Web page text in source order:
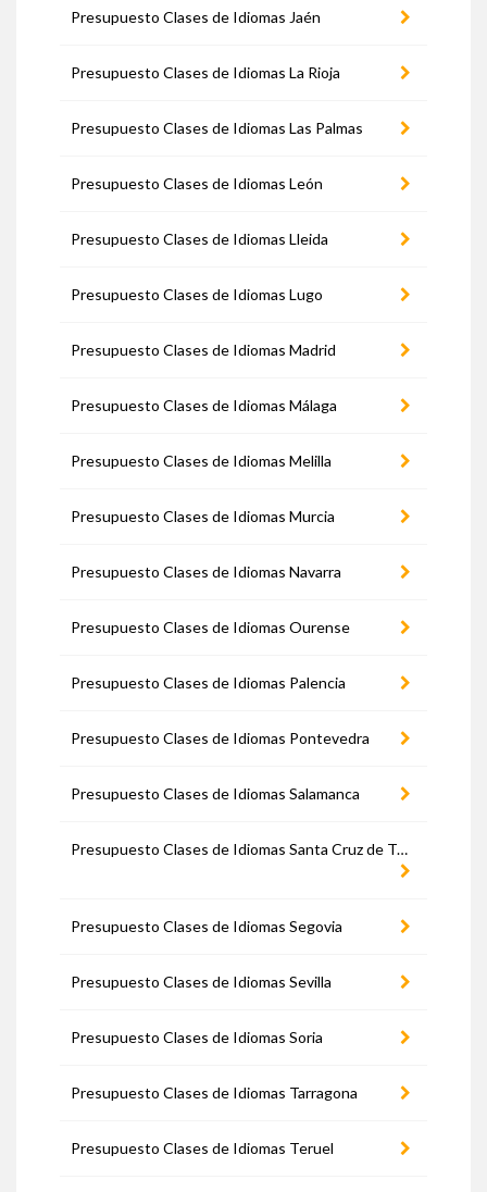
Presupuesto Clases de Idiomas Jaén
Presupuesto Clases de Idiomas La Rioja
Presupuesto Clases de Idiomas Las Palmas
Presupuesto Clases de Idiomas León
Presupuesto Clases de Idiomas Lleida
Presupuesto Clases de Idiomas Lugo
Presupuesto Clases de Idiomas Madrid
Presupuesto Clases de Idiomas Málaga
Presupuesto Clases de Idiomas Melilla
Presupuesto Clases de Idiomas Murcia
Presupuesto Clases de Idiomas Navarra
Presupuesto Clases de Idiomas Ourense
Presupuesto Clases de Idiomas Palencia
Presupuesto Clases de Idiomas Pontevedra
Presupuesto Clases de Idiomas Salamanca
Presupuesto Clases de Idiomas Santa Cruz de Tenerife
Presupuesto Clases de Idiomas Segovia
Presupuesto Clases de Idiomas Sevilla
Presupuesto Clases de Idiomas Soria
Presupuesto Clases de Idiomas Tarragona
Presupuesto Clases de Idiomas Teruel